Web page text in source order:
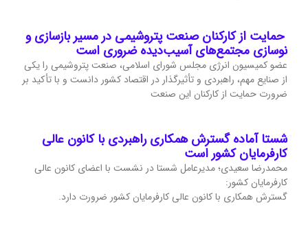
حمایت از کارکنان صنعت پتروشیمی در مسیر بازسازی و
نوسازی مجتمع‌های آسیب‌دیده ضروری است
عضو کمیسیون انرژی مجلس شورای اسلامی، صنعت پتروشیمی را یکی
از صنایع مهم، راهبردی و تأثیرگذار در اقتصاد کشور دانست و با تأکید بر
ضرورت حمایت از کارکنان این صنعت
شستا آماده گسترش همکاری راهبردی با کانون عالی
کارفرمایان کشور است
محمدرضا سعیدی؛ مدیرعامل شستا در نشست با اعضای کانون عالی
کارفرمایان کشور:
گسترش همکاری با کانون عالی کارفرمایان کشور ضرورت دارد.